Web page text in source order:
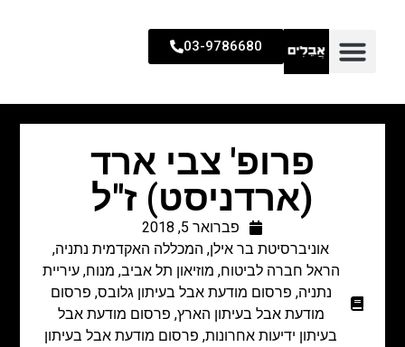
03-9786680
פרופ' צבי ארד
(ארדניסט) ז"ל
פברואר 5, 2018
אוניברסיטת בר אילן, המכללה האקדמית נתניה,
הראל חברה לביטוח, מוזיאון תל אביב, מנוח,עיריית
נתניה, פרסום מודעת אבל בעיתון גלובס, פרסום
מודעת אבל בעיתון הארץ, פרסום מודעת אבל
בעיתון ידיעות אחרונות, פרסום מודעת אבל בעיתון